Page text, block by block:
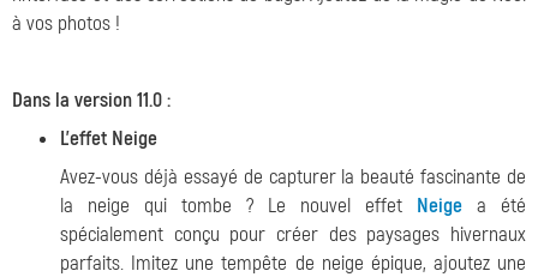
à vos photos !
Dans la version 11.0 :
L'effet Neige
Avez-vous déjà essayé de capturer la beauté fascinante de
la neige qui tombe ? Le nouvel effet Neige a été
spécialement conçu pour créer des paysages hivernaux
parfaits. Imitez une tempête de neige épique, ajoutez une